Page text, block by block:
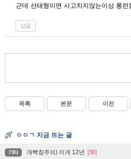
근데 선태형이면 사고치지않는이상 롱런
답글
목록 본문 이전
ㅇㅇㄱ 지금 뜨는 글
기타 개빡침주의) 이게 12년 [38]